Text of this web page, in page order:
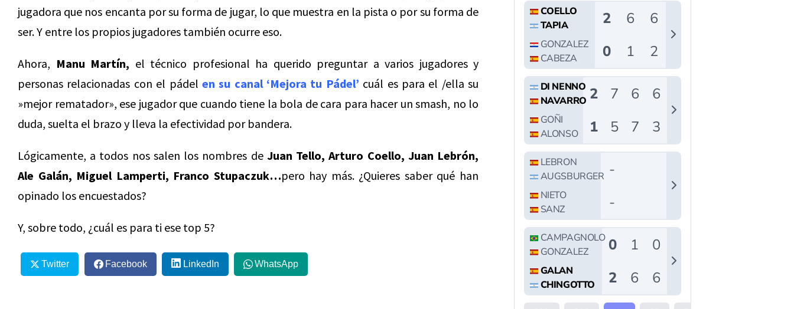
jugadora que nos encanta por su forma de jugar, lo que muestra en la pista o por su forma de
ser. Y entre los propios jugadores también ocurre eso.
Ahora, Manu Martín, el técnico profesional ha querido preguntar a varios jugadores y
personas relacionadas con el pádel en su canal ‘Mejora tu Pádel’ cuál es para el /ella su
»mejor rematador», ese jugador que cuando tiene la bola de cara para hacer un smash, no lo
duda, suelta el brazo y lleva la efectividad por bandera.
Lógicamente, a todos nos salen los nombres de Juan Tello, Arturo Coello, Juan Lebrón,
Ale Galán, Miguel Lamperti, Franco Stupaczuk…pero hay más. ¿Quieres saber qué han
opinado los encuestados?
Y, sobre todo, ¿cuál es para ti ese top 5?
Twitter Facebook LinkedIn WhatsApp